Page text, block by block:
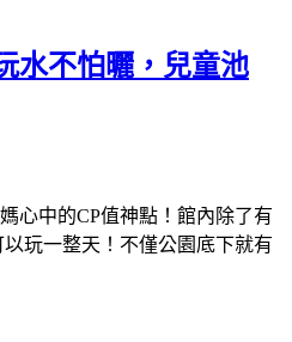
水不怕曬，兒童池
心中的CP值神點！館內除了有
玩一整天！不僅公園底下就有